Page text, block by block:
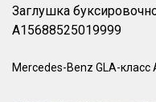
Заглушка
A15688525019999
Mercedes-Benz GLA-класс